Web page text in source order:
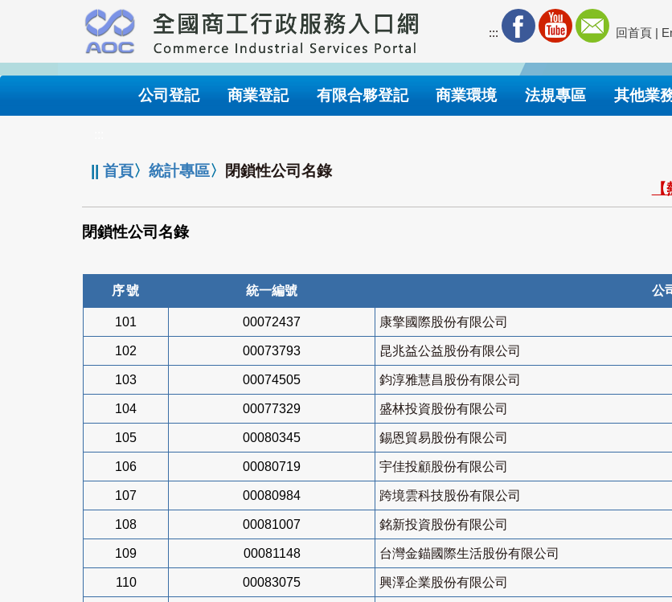
要
內
::: 回首頁 |
公司登記 商業登記 有限合夥登記 商業環境 法規專區 其他業
||首頁〉統計專區〉 閉鎖性公司名錄
閉鎖性公司名錄
序號 統一編號 公
101 00072437 康擎國際股份有限公司
102 00073793 昆兆益公益股份有限公司
103 00074505 鈞淳雅慧昌股份有限公司
104 00077329 盛林投資股份有限公司
105 00080345 錫恩貿易股份有限公司
106 00080719 宇佳投顧股份有限公司
107 00080984 跨境雲科技股份有限公司
108 00081007 銘新投資股份有限公司
109 00081148 台灣金錨國際生活股份有限公司
110 00083075 興澤企業股份有限公司